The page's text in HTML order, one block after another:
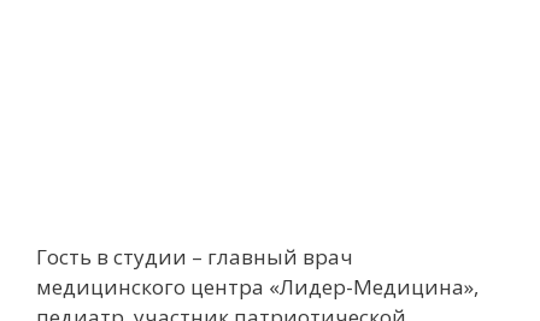
Гость в студии – главный врач
медицинского центра «Лидер-Медицина»,